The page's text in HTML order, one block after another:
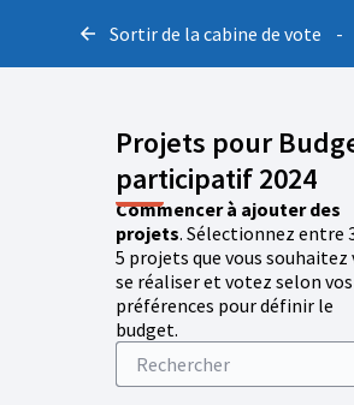
Sortir de la cabine de vote -
Projets pour
participatif 2024
Commencer à ajouter des
projets. Sélectionnez entre
5 projets que vous souhaitez
se réaliser et votez selon vos
préférences pour définir le
budget.